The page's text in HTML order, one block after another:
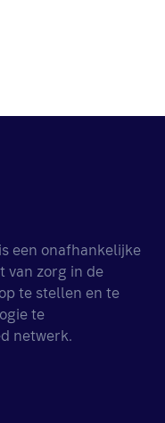
een onafhankelijke
van zorg in de
te stellen en te
te
netwerk.